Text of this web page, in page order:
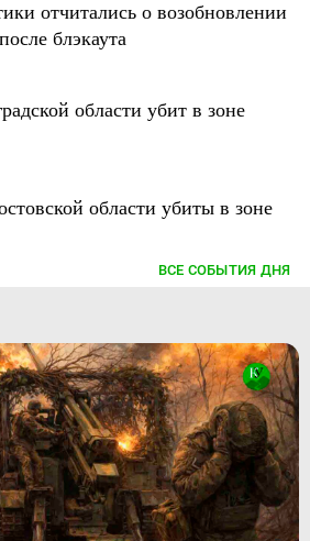
отчитались о возобновлении
блэкаута
области убит в зоне
области убиты в зоне
ВСЕ СОБЫТИЯ ДНЯ